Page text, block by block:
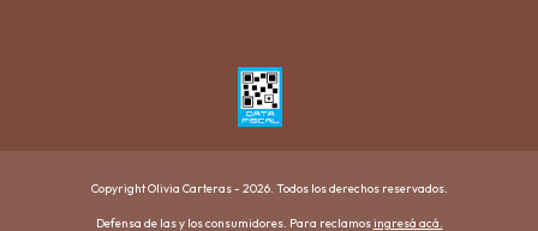
Copyright Olivia Carteras - 2026. Todos los derechos reservados.
Defensa de las y los consumidores. Para reclamosingresá acá.